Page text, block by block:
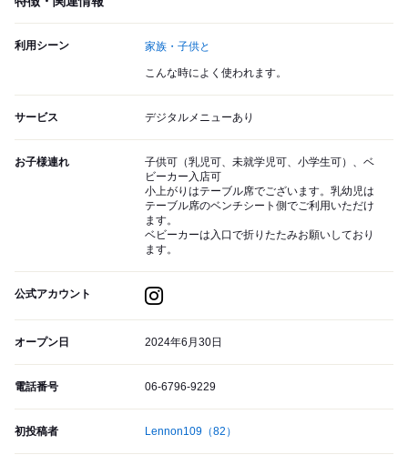
利用シーン 家族・子供と
こんな時によく使われます。
サービス デジタルメニューあり
お子様連れ
子供可（乳児可、未就学児可、小学生可）、ベ
ビーカー入店可
小上がりはテーブル席でございます。乳幼児は
テーブル席のベンチシート側でご利用いただけ
ます。
ベビーカーは入口で折りたたみお願いしており
ます。
公式アカウント
オープン日 2024年6月30日
電話番号 06-6796-9229
初投稿者 Lennon109 （82）